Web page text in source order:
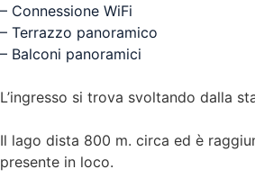
– Connessione WiFi
– Terrazzo panoramico
– Balconi panoramici
L’ingresso si trova svoltando dalla
Il lago dista 800 m. circa ed è
presente in loco.